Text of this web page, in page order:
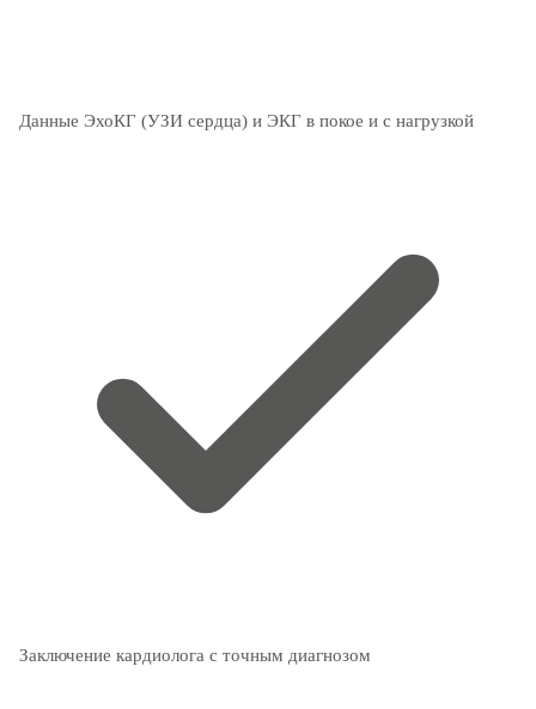
Данные ЭхоКГ (УЗИ сердца) и ЭКГ в покое и с нагрузкой
Заключение кардиолога с точным диагнозом